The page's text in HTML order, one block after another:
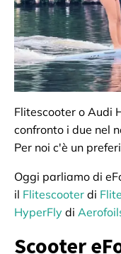
Flitescooter o Audi
confronto i due nel
Per noi c'è un
Oggi parliamo di
il Flitescooter di
HyperFly di
Scooter